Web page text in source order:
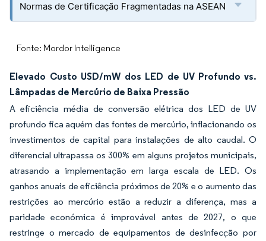
Normas de Certificação Fragmentadas na ASEAN
Fonte: Mordor Intelligence
Elevado Custo USD/mW dos LED de UV Profundo vs.
Lâmpadas de Mercúrio de Baixa Pressão
A eficiência média de conversão elétrica dos LED de UV
profundo fica aquém das fontes de mercúrio, inflacionando os
investimentos de capital para instalações de alto caudal. O
diferencial ultrapassa os 300% em alguns projetos municipais,
atrasando a implementação em larga escala de LED. Os
ganhos anuais de eficiência próximos de 20% e o aumento das
restrições ao mercúrio estão a reduzir a diferença, mas a
paridade económica é improvável antes de 2027, o que
restringe o mercado de equipamentos de desinfecção por